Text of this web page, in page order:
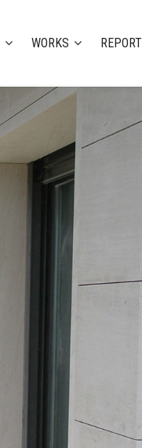
WORKS REPORT